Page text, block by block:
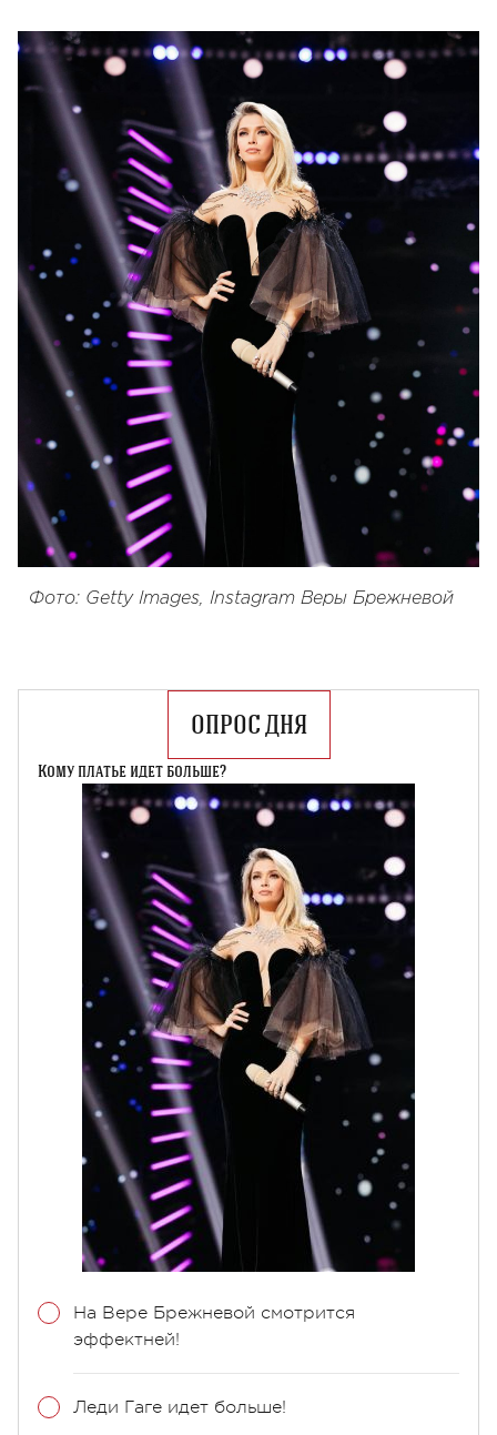
Фото: Getty Images, Instagram Веры Брежневой
ОПРОС ДНЯ
Кому платье идет больше?
На Вере Брежневой смотрится
эффектней!
Леди Гаге идет больше!